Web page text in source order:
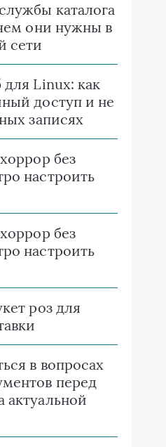
каталога
они нужны в
сети
для Linux: как
доступ и не
записях
без
настроить
без
настроить
роз для
в вопросах
перед
актуальной